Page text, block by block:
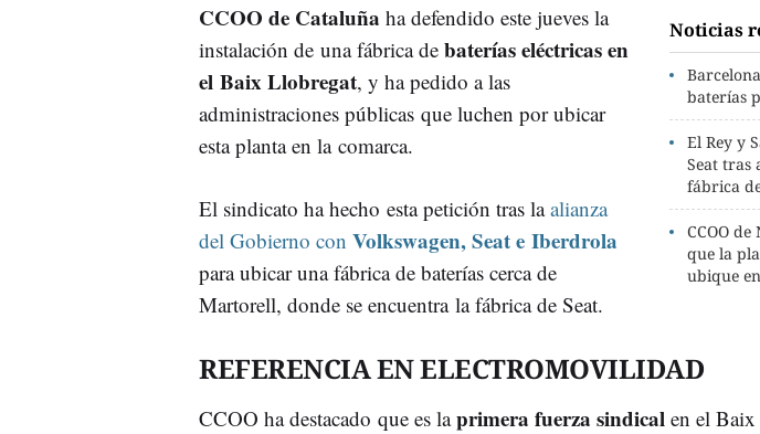
Noticias
baterías
El Rey y
Seat tras
fábrica
CCOO
que la
ubique
CCOO de Cataluña ha defendido este jueves la
instalación de una fábrica de baterías eléctricas en
el Baix Llobregat, y ha pedido a las
administraciones públicas que luchen por ubicar
esta planta en la comarca.
El sindicato ha hecho esta petición tras laalianza
del Gobierno con Volkswagen, Seat e Iberdrola
para ubicar una fábrica de baterías cerca de
Martorell, donde se encuentra la fábrica de Seat.
REFERENCIA EN ELECTROMOVILIDAD
CCOO ha destacado que es laprimera fuerza sindical en el